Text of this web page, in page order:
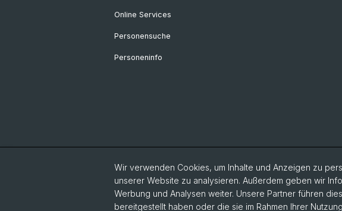
Online Services
Personensuche
Personeninfo
Wir verwenden Cookies, um Inhalte und Anzeigen zu
unserer Website zu analysieren. Außerdem geben wir
Werbung und Analysen weiter. Unsere Partner führen
bereitgestellt haben oder die sie im Rahmen Ihrer